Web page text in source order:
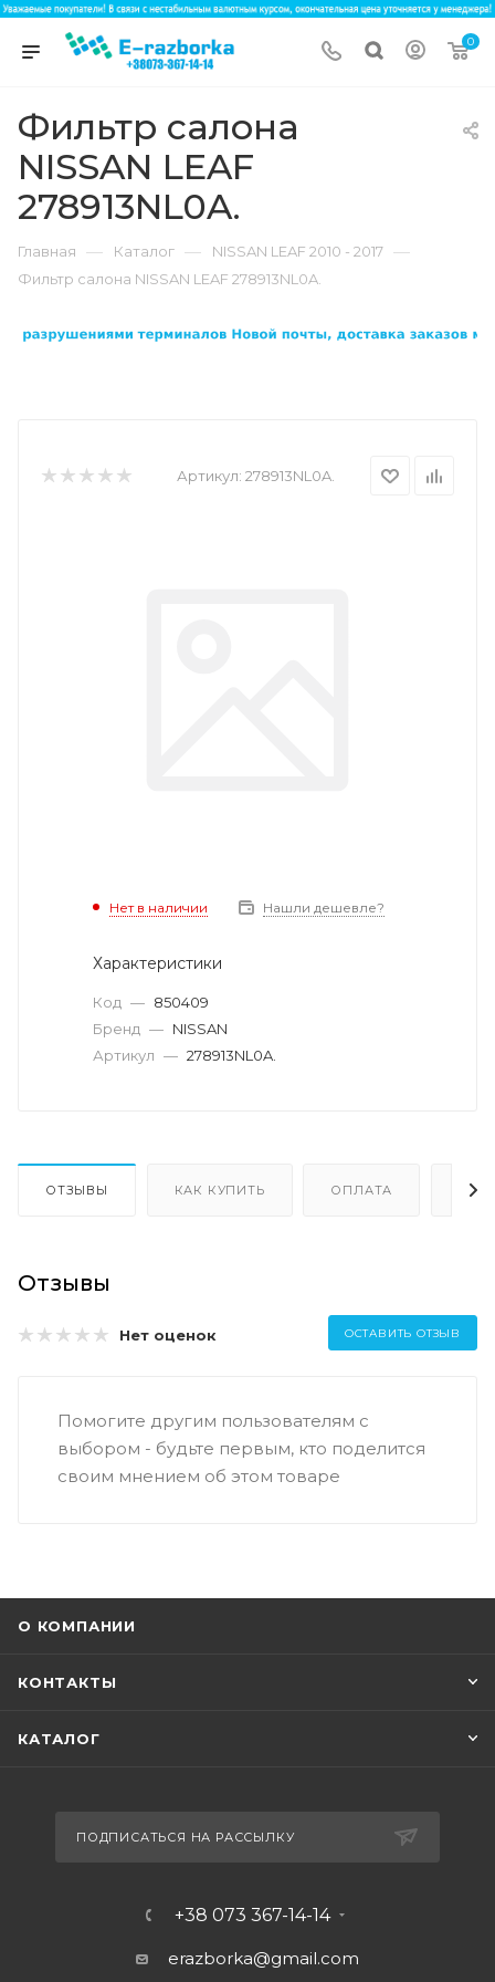
0
Фильтр салона
NISSAN LEAF
278913NL0A.
Главная — Каталог — NISSAN LEAF 2010 - 2017 —
Фильтр салона NISSAN LEAF 278913NL0A.
Артикул: 278913NL0A.
Нет в наличии Нашли дешевле?
Характеристики
Код — 850409
Бренд — NISSAN
Артикул — 278913NL0A.
ОТЗЫВЫ КАК КУПИТЬ ОПЛАТА
Отзывы
Нет оценок ОСТАВИТЬ ОТЗЫВ
Помогите другим пользователям с
выбором - будьте первым, кто поделится
своим мнением об этом товаре
О КОМПАНИИ
КОНТАКТЫ
КАТАЛОГ
ПОДПИСАТЬСЯ НА РАССЫЛКУ
+38 073 367-14-14
erazborka@gmail.com